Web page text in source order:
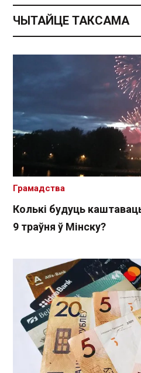
ЧЫТАЙЦЕ ТАКСАМА
Колькі будуць
9 траўня ў Мінску?
Грамадства